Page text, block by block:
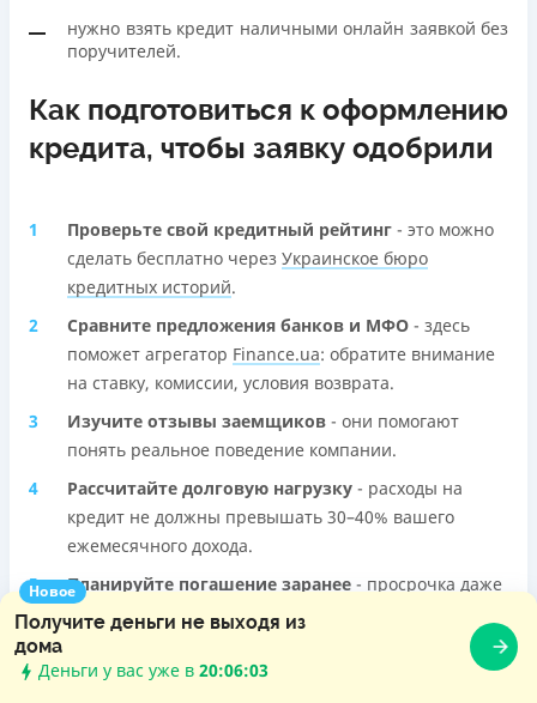
Новое
Получите деньги не выходя из
дома
Деньги у вас уже в 20:06:04
нужно взять кредит наличными онлайн заявкой без
поручителей.
Как подготовиться к оформлению
кредита, чтобы заявку одобрили
Проверьте свой кредитный рейтинг - это можно
сделать бесплатно через Украинское бюро
кредитных историй.
Сравните предложения банков и МФО - здесь
поможет агрегатор Finance.ua: обратите внимание
на ставку, комиссии, условия возврата.
Изучите отзывы заемщиков - они помогают
понять реальное поведение компании.
Рассчитайте долговую нагрузку - расходы на
кредит не должны превышать 30–40% вашего
ежемесячного дохода.
Планируйте погашение заранее - просрочка даже
на 1 день может испортить кредитную историю.
Как подать онлайн-заявку на